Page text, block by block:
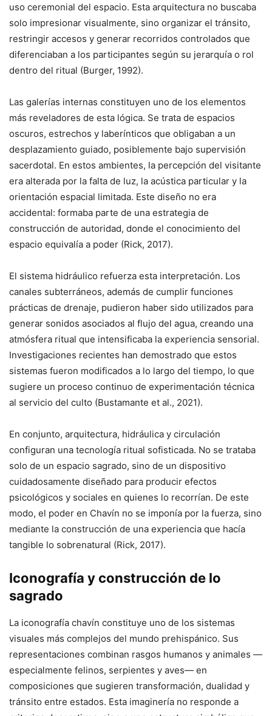
uso ceremonial del espacio. Esta arquitectura no buscaba
solo impresionar visualmente, sino organizar el tránsito,
restringir accesos y generar recorridos controlados que
diferenciaban a los participantes según su jerarquía o rol
dentro del ritual (Burger, 1992).
Las galerías internas constituyen uno de los elementos
más reveladores de esta lógica. Se trata de espacios
oscuros, estrechos y laberínticos que obligaban a un
desplazamiento guiado, posiblemente bajo supervisión
sacerdotal. En estos ambientes, la percepción del visitante
era alterada por la falta de luz, la acústica particular y la
orientación espacial limitada. Este diseño no era
accidental: formaba parte de una estrategia de
construcción de autoridad, donde el conocimiento del
espacio equivalía a poder (Rick, 2017).
El sistema hidráulico refuerza esta interpretación. Los
canales subterráneos, además de cumplir funciones
prácticas de drenaje, pudieron haber sido utilizados para
generar sonidos asociados al flujo del agua, creando una
atmósfera ritual que intensificaba la experiencia sensorial.
Investigaciones recientes han demostrado que estos
sistemas fueron modificados a lo largo del tiempo, lo que
sugiere un proceso continuo de experimentación técnica
al servicio del culto (Bustamante et al., 2021).
En conjunto, arquitectura, hidráulica y circulación
configuran una tecnología ritual sofisticada. No se trataba
solo de un espacio sagrado, sino de un dispositivo
cuidadosamente diseñado para producir efectos
psicológicos y sociales en quienes lo recorrían. De este
modo, el poder en Chavín no se imponía por la fuerza, sino
mediante la construcción de una experiencia que hacía
tangible lo sobrenatural (Rick, 2017).
Iconografía y construcción de lo
sagrado
La iconografía chavín constituye uno de los sistemas
visuales más complejos del mundo prehispánico. Sus
representaciones combinan rasgos humanos y animales —
especialmente felinos, serpientes y aves— en
composiciones que sugieren transformación, dualidad y
tránsito entre estados. Esta imaginería no responde a